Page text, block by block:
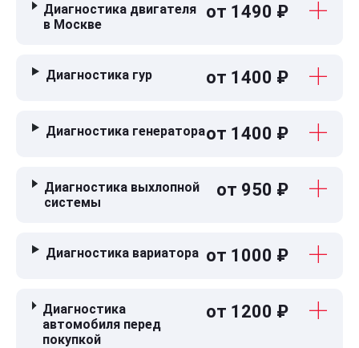
Диагностика двигателя
в Москве
от 1490 ₽
Диагностика гур от 1400 ₽
Диагностика генератораот 1400 ₽
Диагностика выхлопной
системы
от 950 ₽
Диагностика вариатора от 1000 ₽
Диагностика
автомобиля перед
покупкой
от 1200 ₽